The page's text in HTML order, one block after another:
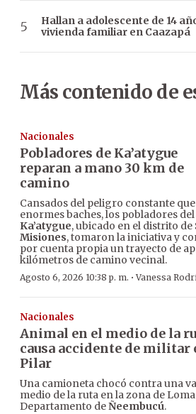
Hallan a adolescente de 14
vivienda familiar en Caazapá
Más contenido de
Nacionales
Pobladores de Ka’atygue
reparan a mano 30 km de
camino
Cansados del peligro constante
enormes baches, los pobladores del
Ka’atygue, ubicado en el distrito de
Misiones, tomaron la iniciativa y
por cuenta propia un trayecto de
kilómetros de camino vecinal.
Agosto 6, 2026 10:38 p. m. ·Vanessa
Nacionales
Animal en el medio de la
causa accidente de militar
Pilar
Una camioneta chocó contra una
medio de la ruta en la zona de
Departamento deÑeembucú.